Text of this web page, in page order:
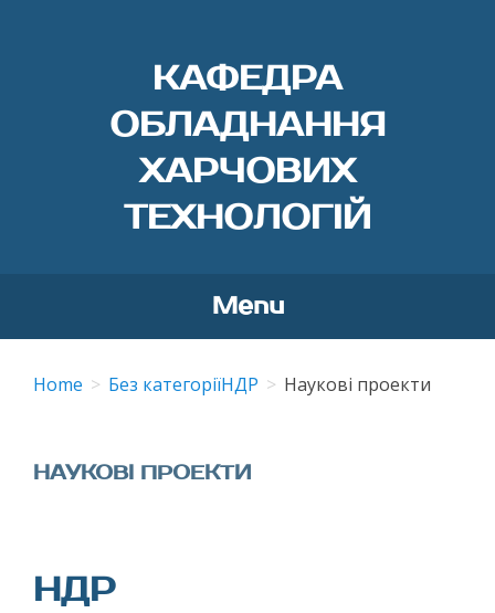
КАФЕДРА
ОБЛАДНАННЯ
ХАРЧОВИХ
ТЕХНОЛОГІЙ
Menu
content
Home Без категоріїНДР Наукові проекти
НАУКОВІ ПРОЕКТИ
НДР